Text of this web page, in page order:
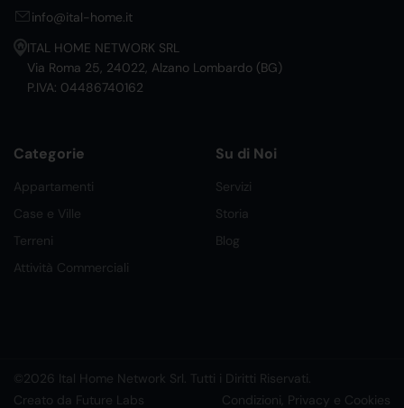
info@ital-home.it
ITAL HOME NETWORK SRL
Via Roma 25, 24022, Alzano Lombardo (BG)
P.IVA: 04486740162
Categorie
Appartamenti
Case e Ville
Terreni
Attività Commerciali
Su di Noi
Servizi
Storia
Blog
©2026 Ital Home Network Srl. Tutti i Diritti Riservati.
Creato da Future Labs
Condizioni, Privacy e Cookies